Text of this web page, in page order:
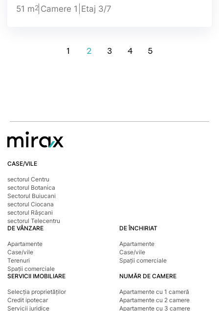
51 m2 Camere 1 Etaj 3/7
1 2 3 4 5
CASE/VILE
sectorul Centru
sectorul Botanica
Sectorul Buiucani
sectorul Ciocana
sectorul Râșcani
sectorul Telecentru
DE VÂNZARE
Apartamente
Case/vile
Terenuri
Spații comerciale
DE ÎNCHIRIAT
Apartamente
Case/vile
Spații comerciale
SERVICII IMOBILIARE
Selecția proprietăților
Credit ipotecar
Servicii juridice
NUMĂR DE CAMERE
Apartamente cu 1 cameră
Apartamente cu 2 camere
Apartamente cu 3 camere